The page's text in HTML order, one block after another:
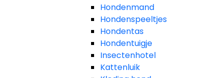
Hondenmand
Hondenspeeltjes
Hondentas
Hondentuigje
Insectenhotel
Kattenluik